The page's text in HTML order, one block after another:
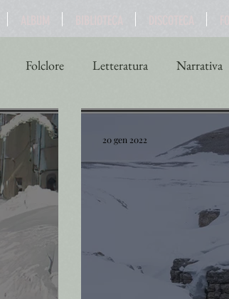
Folclore Letteratura Narrativa
Sport
20 gen 2022